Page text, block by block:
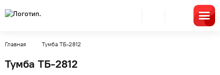
Главная Тумба ТБ-2812
Тумба ТБ-2812